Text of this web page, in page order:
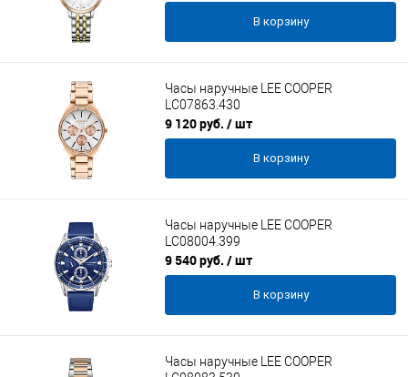
В корзину
Часы наручные LEE COOPER
LC07863.430
9 120 руб. / шт
В корзину
Часы наручные LEE COOPER
LC08004.399
9 540 руб. / шт
В корзину
Часы наручные LEE COOPER